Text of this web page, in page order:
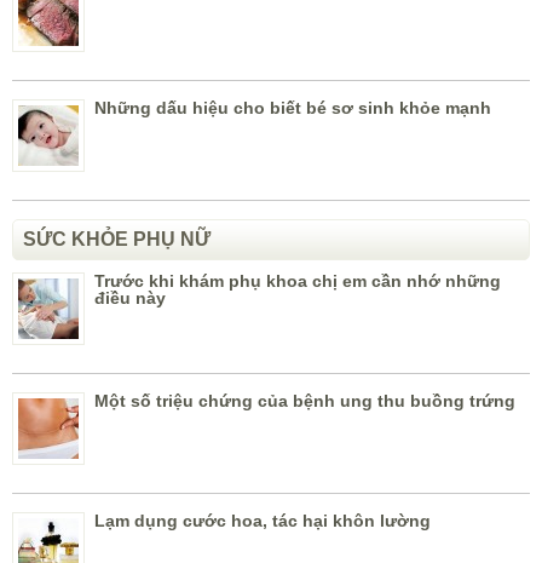
Những dấu hiệu cho biết bé sơ sinh khỏe mạnh
SỨC KHỎE PHỤ NỮ
Trước khi khám phụ khoa chị em cần nhớ những
điều này
Một số triệu chứng của bệnh ung thu buồng trứng
Lạm dụng cước hoa, tác hại khôn lường